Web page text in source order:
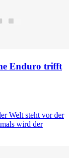
Enduro trifft
Welt steht vor der
wird der